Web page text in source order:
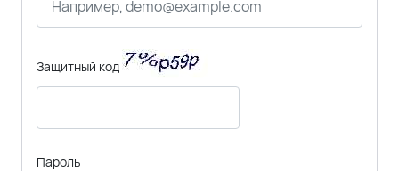
Защитный код
Пароль